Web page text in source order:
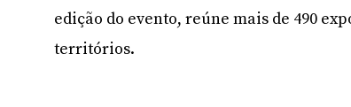
edição do evento, reúne mais de 490
territórios.